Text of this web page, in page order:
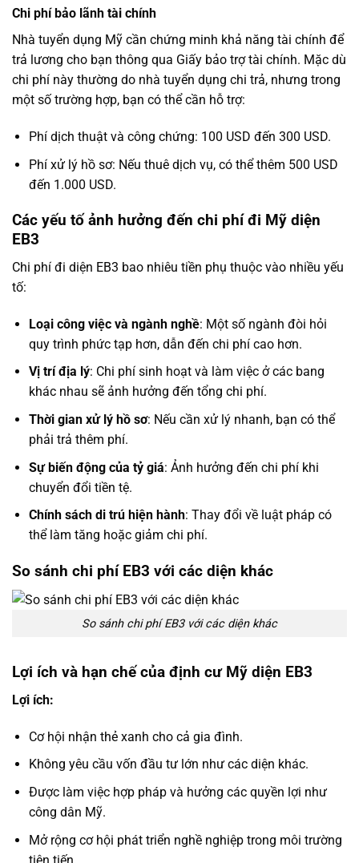
Chi phí bảo lãnh tài chính
Nhà tuyển dụng Mỹ cần chứng minh khả năng tài chính để
trả lương cho bạn thông qua Giấy bảo trợ tài chính. Mặc dù
chi phí này thường do nhà tuyển dụng chi trả, nhưng trong
một số trường hợp, bạn có thể cần hỗ trợ:
Phí dịch thuật và công chứng: 100 USD đến 300 USD.
Phí xử lý hồ sơ: Nếu thuê dịch vụ, có thể thêm 500 USD
đến 1.000 USD.
Các yếu tố ảnh hưởng đến chi phí đi Mỹ diện
EB3
Chi phí đi diện EB3 bao nhiêu tiền phụ thuộc vào nhiều yếu
tố:
Loại công việc và ngành nghề: Một số ngành đòi hỏi
quy trình phức tạp hơn, dẫn đến chi phí cao hơn.
Vị trí địa lý: Chi phí sinh hoạt và làm việc ở các bang
khác nhau sẽ ảnh hưởng đến tổng chi phí.
Thời gian xử lý hồ sơ: Nếu cần xử lý nhanh, bạn có thể
phải trả thêm phí.
Sự biến động của tỷ giá: Ảnh hưởng đến chi phí khi
chuyển đổi tiền tệ.
Chính sách di trú hiện hành: Thay đổi về luật pháp có
thể làm tăng hoặc giảm chi phí.
So sánh chi phí EB3 với các diện khác
So sánh chi phí EB3 với các diện khác
Lợi ích và hạn chế của định cư Mỹ diện EB3
Lợi ích:
Cơ hội nhận thẻ xanh cho cả gia đình.
Không yêu cầu vốn đầu tư lớn như các diện khác.
Được làm việc hợp pháp và hưởng các quyền lợi như
công dân Mỹ.
Mở rộng cơ hội phát triển nghề nghiệp trong môi trường
tiên tiến.